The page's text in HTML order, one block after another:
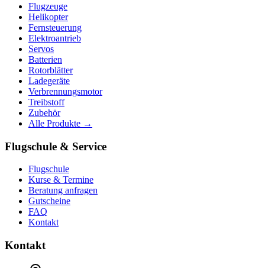
Flugzeuge
Helikopter
Fernsteuerung
Elektroantrieb
Servos
Batterien
Rotorblätter
Ladegeräte
Verbrennungsmotor
Treibstoff
Zubehör
Alle Produkte →
Flugschule & Service
Flugschule
Kurse & Termine
Beratung anfragen
Gutscheine
FAQ
Kontakt
Kontakt